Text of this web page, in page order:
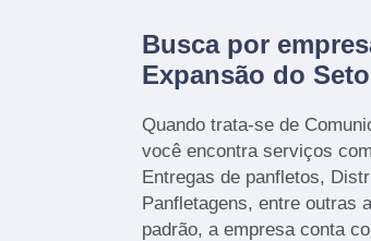
Busca por
Expansão do
Quando trata-se de
você encontra serviços
Entregas de panfletos,
Panfletagens, entre outras
padrão, a empresa conta